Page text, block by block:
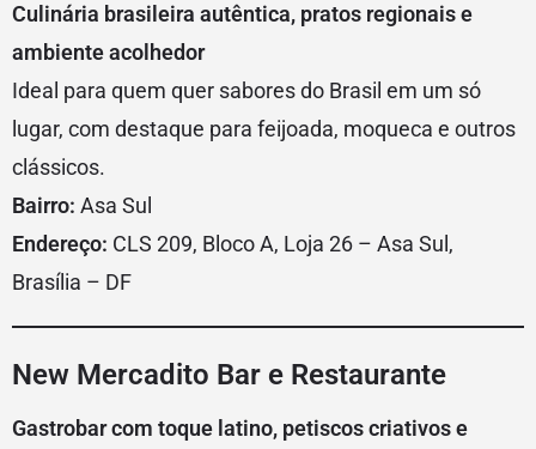
Culinária brasileira autêntica, pratos regionais e
ambiente acolhedor
Ideal para quem quer sabores do Brasil em um só
lugar, com destaque para feijoada, moqueca e outros
clássicos.
Bairro: Asa Sul
Endereço: CLS 209, Bloco A, Loja 26 – Asa Sul,
Brasília – DF
New Mercadito Bar e Restaurante
Gastrobar com toque latino, petiscos criativos e